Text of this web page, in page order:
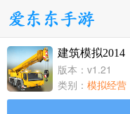
手游分类
卡牌回合
建筑模拟2014
版本：v1.21
类别： 模拟经营